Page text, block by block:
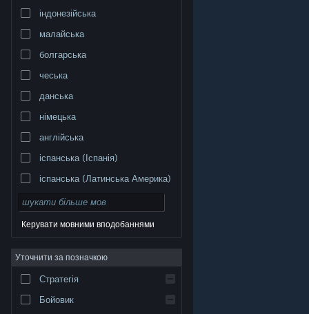
© Valve Corporation. Усі права захищено. Усі
Юридична інформація
підписника Steam
cookie
індонезійська
малайська
болгарська
чеська
данська
німецька
англійська
іспанська (Іспанія)
іспанська (Латинська Америка)
Керувати мовними вподобаннями
Уточнити за позначкою
Стратегія
Бойовик